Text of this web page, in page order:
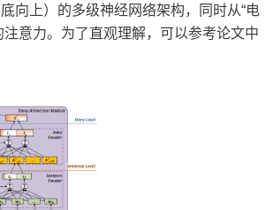
向上）的多级神经网络架构，同时从“电
意力。为了直观理解，可以参考论文中